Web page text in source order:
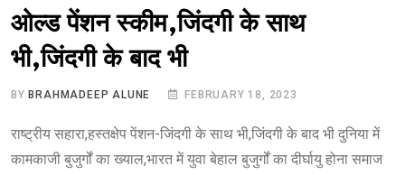
ओल्ड पेंशन स्कीम,जिंदगी के साथ
भी,जिंदगी के बाद भी
BY BRAHMADEEP ALUNE FEBRUARY 18, 2023
राष्ट्रीय सहारा,हस्तक्षेप पेंशन-जिंदगी के साथ भी,जिंदगी के बाद भी दुनिया में
कामकाजी बुजुर्गों का ख्याल,भारत में युवा बेहाल बुजुर्गों का दीर्घायु होना समाज